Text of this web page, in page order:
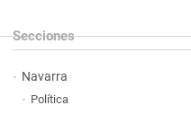
Secciones
Navarra
Política